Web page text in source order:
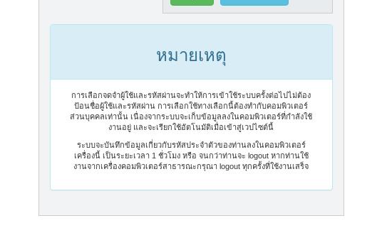
หมายเหตุ
การเลือกจดจำผู้ใช้และรหัสผ่านจะทำให้การเข้าใช้ระบบครั้งต่อไปไม่ต้อง
ป้อนชื่อผู้ใช้และรหัสผ่าน การเลือกใช้ทางเลือกนี้ต้องทำกับคอมพิวเตอร์
ส่วนบุคคลเท่านั้น เนื่องจากระบบจะเก็บข้อมูลลงในคอมพิวเตอร์ที่กำลังใช้
งานอยู่ และจะเรียกใช้อัตโนมัติเมื่อเข้าสู่เวปไซต์นี้
ระบบจะบันทึกข้อมูลเกี่ยวกับรหัสประจำตัวของท่านลงในคอมพิวเตอร์
เครื่องนี้ เป็นระยะเวลา 1 ชั่วโมง หรือ จนกว่าท่านจะ logout หากท่านใช้
งานจากเครื่องคอมพิวเตอร์สาธารณะกรุณา logout ทุกครั้งที่ใช้งานเสร็จ